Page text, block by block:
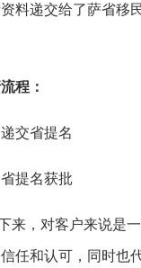
料递交给了萨省移
程：
交省提名
提名获批
，对客户来说是一
任和认可，同时也